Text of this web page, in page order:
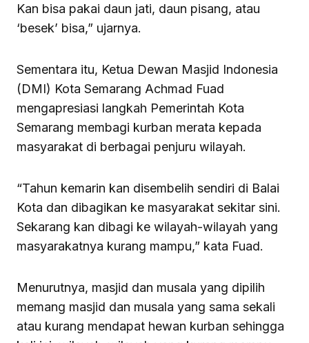
Kan bisa pakai daun jati, daun pisang, atau
‘besek’ bisa,” ujarnya.
Sementara itu, Ketua Dewan Masjid Indonesia
(DMI) Kota Semarang Achmad Fuad
mengapresiasi langkah Pemerintah Kota
Semarang membagi kurban merata kepada
masyarakat di berbagai penjuru wilayah.
“Tahun kemarin kan disembelih sendiri di Balai
Kota dan dibagikan ke masyarakat sekitar sini.
Sekarang kan dibagi ke wilayah-wilayah yang
masyarakatnya kurang mampu,” kata Fuad.
Menurutnya, masjid dan musala yang dipilih
memang masjid dan musala yang sama sekali
atau kurang mendapat hewan kurban sehingga